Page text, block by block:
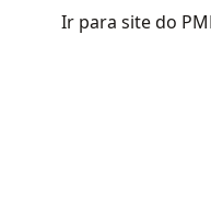
Ir para site do